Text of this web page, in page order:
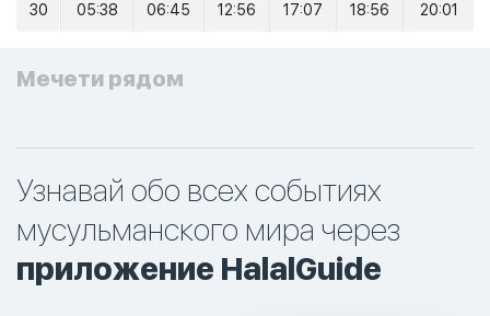
30 05:38 06:45 12:56 17:07 18:56 20:01
Мечети рядом
Узнавай обо всех событиях
мусульманского мира через
приложение HalalGuide